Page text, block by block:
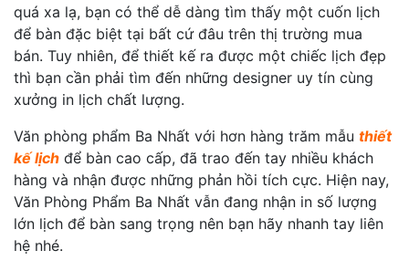
quá xa lạ, bạn có thể dễ dàng tìm thấy một cuốn lịch
để bàn đặc biệt tại bất cứ đâu trên thị trường mua
bán. Tuy nhiên, để thiết kế ra được một chiếc lịch đẹp
thì bạn cần phải tìm đến những designer uy tín cùng
xưởng in lịch chất lượng.
Văn phòng phẩm Ba Nhất với hơn hàng trăm mẫu thiết
kế lịch để bàn cao cấp, đã trao đến tay nhiều khách
hàng và nhận được những phản hồi tích cực. Hiện nay,
Văn Phòng Phẩm Ba Nhất vẫn đang nhận in số lượng
lớn lịch để bàn sang trọng nên bạn hãy nhanh tay liên
hệ nhé.